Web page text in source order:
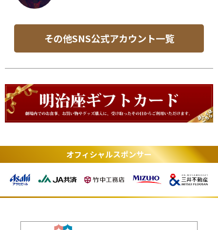
その他SNS公式アカウント一覧
オフィシャルスポンサー